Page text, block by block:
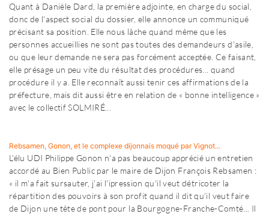
Quant à Danièle Dard, la première adjointe, en charge du social,
donc de l'aspect social du dossier, elle annonce un communiqué
précisant sa position. Elle nous lâche quand même que les
personnes accueillies ne sont pas toutes des demandeurs d'asile,
ou que leur demande ne sera pas forcément acceptée. Ce faisant,
elle présage un peu vite du résultat des procédures... quand
procédure il y a. Elle reconnaît aussi tenir ces affirmations de la
préfecture, mais dit aussi être en relation de « bonne intelligence »
avec le collectif SOLMIRÉ...
Rebsamen, Gonon, et le complexe dijonnais moqué par Vignot...
L'élu UDI Philippe Gonon n'a pas beaucoup apprécié un entretien
accordé au Bien Public par le maire de Dijon François Rebsamen :
« il m'a fait sursauter, j'ai l'ipression qu'il veut détricoter la
répartition des pouvoirs à son profit quand il dit qu'il veut faire
de Dijon une tête de pont pour la Bourgogne-Franche-Comté... Il